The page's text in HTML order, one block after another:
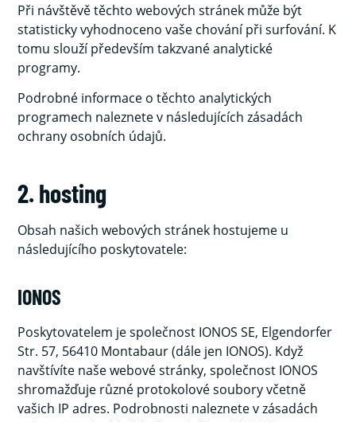
Při návštěvě těchto webových stránek může být
statisticky vyhodnoceno vaše chování při surfování. K
tomu slouží především takzvané analytické
programy.
Podrobné informace o těchto analytických
programech naleznete v následujících zásadách
ochrany osobních údajů.
2. hosting
Obsah našich webových stránek hostujeme u
následujícího poskytovatele:
IONOS
Poskytovatelem je společnost IONOS SE, Elgendorfer
Str. 57, 56410 Montabaur (dále jen IONOS). Když
navštívíte naše webové stránky, společnost IONOS
shromažďuje různé protokolové soubory včetně
vašich IP adres. Podrobnosti naleznete v zásadách